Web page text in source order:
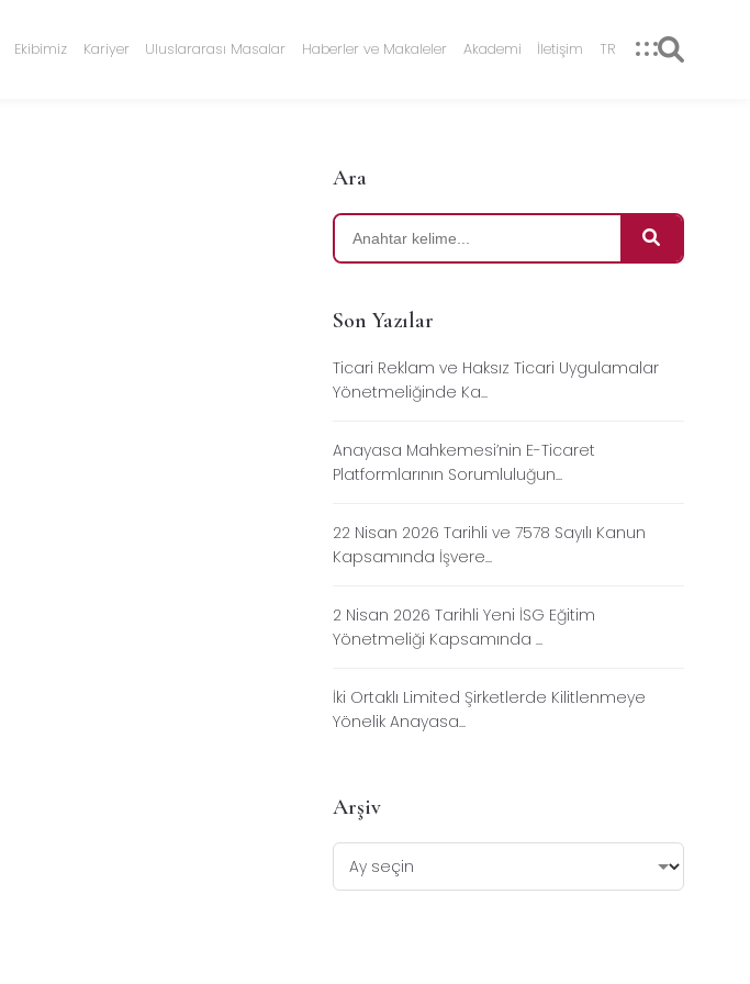
Ekibimiz Kariyer Uluslararası Masalar Haberler ve Makaleler Akademi İletişim TR
Ara
Son Yazılar
Ticari Reklam ve Haksız Ticari Uygulamalar
Yönetmeliğinde Ka...
Anayasa Mahkemesi’nin E-Ticaret
Platformlarının Sorumluluğun...
22 Nisan 2026 Tarihli ve 7578 Sayılı Kanun
Kapsamında İşvere...
2 Nisan 2026 Tarihli Yeni İSG Eğitim
Yönetmeliği Kapsamında ...
İki Ortaklı Limited Şirketlerde Kilitlenmeye
Yönelik Anayasa...
Arşiv